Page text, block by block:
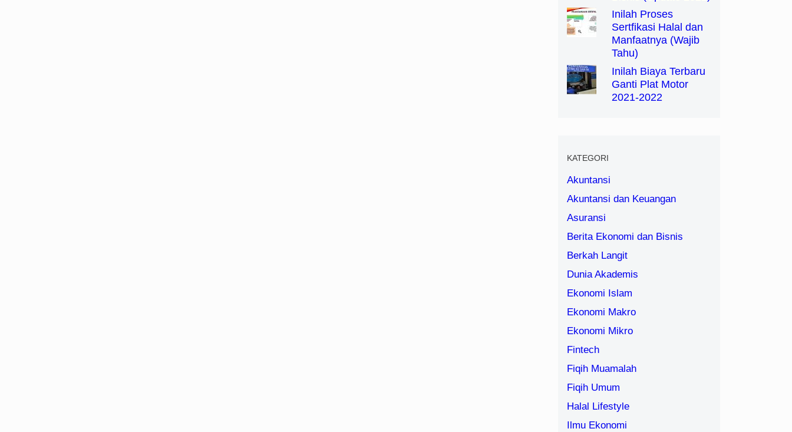
Inilah Proses
Sertfikasi Halal dan
Manfaatnya (Wajib
Tahu)
Inilah Biaya Terbaru
Ganti Plat Motor
2021-2022
KATEGORI
Akuntansi
Akuntansi dan Keuangan
Asuransi
Berita Ekonomi dan Bisnis
Berkah Langit
Dunia Akademis
Ekonomi Islam
Ekonomi Makro
Ekonomi Mikro
Fintech
Fiqih Muamalah
Fiqih Umum
Halal Lifestyle
Ilmu Ekonomi